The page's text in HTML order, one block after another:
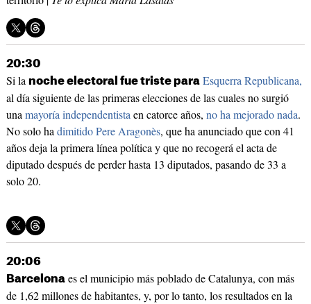
20:30
Si la noche electoral fue triste para Esquerra Republicana,
al día siguiente de las primeras elecciones de las cuales no surgió
unamayoría independentistaen catorce años, no ha mejorado nada.
No solo hadimitido Pere Aragonès, que ha anunciado que con 41
años deja la primera línea política y que no recogerá el acta de
diputado después de perder hasta 13 diputados, pasando de 33 a
solo 20.
20:06
Barcelonaes el municipio más poblado de Catalunya, con más
de 1,62 millones de habitantes, y, por lo tanto, los resultados en la